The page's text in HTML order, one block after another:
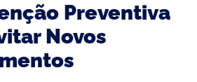
Preventiva
Novos